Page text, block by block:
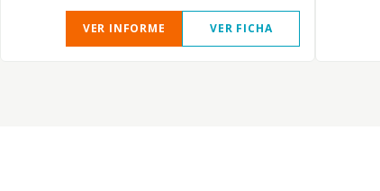
VER INFORME VER FICHA